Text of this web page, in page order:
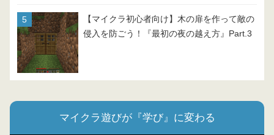
【マイクラ初心者向け】木の扉を作って敵の
侵入を防ごう！『最初の夜の越え方』Part.3
マイクラ遊びが『学び』に変わる